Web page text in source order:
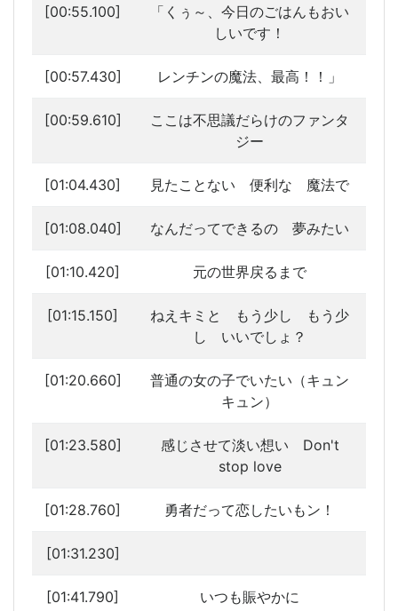
[00:55.100]
「くぅ～、今日のごはんもおい
しいです！
[00:57.430] レンチンの魔法、最高！！」
[00:59.610]
ここは不思議だらけのファンタ
ジー
[01:04.430] 見たことない 便利な 魔法で
[01:08.040] なんだってできるの 夢みたい
[01:10.420] 元の世界戻るまで
[01:15.150]
ねえキミと もう少し もう少
し いいでしょ？
[01:20.660]
普通の女の子でいたい（キュン
キュン）
[01:23.580]
感じさせて淡い想い Don't
stop love
[01:28.760] 勇者だって恋したいもン！
[01:31.230]
[01:41.790] いつも賑やかに